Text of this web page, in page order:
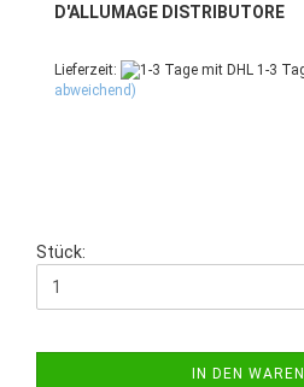
D'ALLUMAGE DISTRIBUTORE
Lieferzeit: 1-3
abweichend)
Stück:
IN DEN